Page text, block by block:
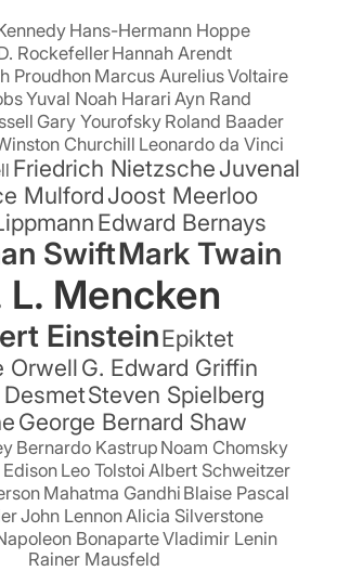
Hans-Hermann Hoppe
RockefellerHannah Arendt
Proudhon Marcus AureliusVoltaire
Yuval Noah Harari Ayn Rand
Gary Yourofsky Roland Baader
Churchill Leonardo da Vinci
Friedrich NietzscheJuvenal
MulfordJoost Meerloo
Edward Bernays
SwiftMark Twain
L. Mencken
EinsteinEpiktet
OrwellG. Edward Griffin
Steven Spielberg
George Bernard Shaw
Bernardo Kastrup Noam Chomsky
Leo Tolstoi Albert Schweitzer
Mahatma Gandhi Blaise Pascal
John LennonAlicia Silverstone
BonaparteVladimir Lenin
Rainer Mausfeld